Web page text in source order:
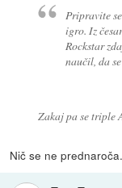
Pripravite
igro. Iz
Rockstar
naučil, da
Zakaj pa se triple
Nič se ne